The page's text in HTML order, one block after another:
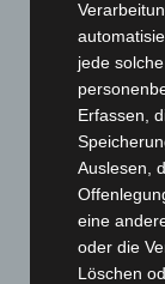
Celle: Mensch
5. August 2026
Gasleitung bei
beschädigt
5. August 2026
Anklage nach
3. August 2026
Hannover:
jede
Erfassen,
Auslesen,
eine
oder die
Löschen